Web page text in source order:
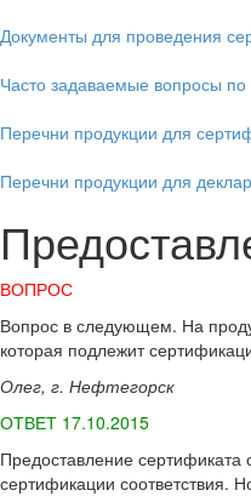
Документы для проведения
Часто задаваемые вопросы
Перечни продукции для
Перечни продукции для
ВОПРОС
Вопрос в следующем. На
которая подлежит
Олег, г. Нефтегорск
ОТВЕТ 17.10.2015
Предоставление сертификата
сертификации соответствия.